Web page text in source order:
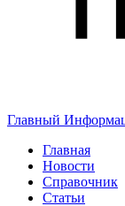
Главный
Главная
Новости
Справочник
Статьи